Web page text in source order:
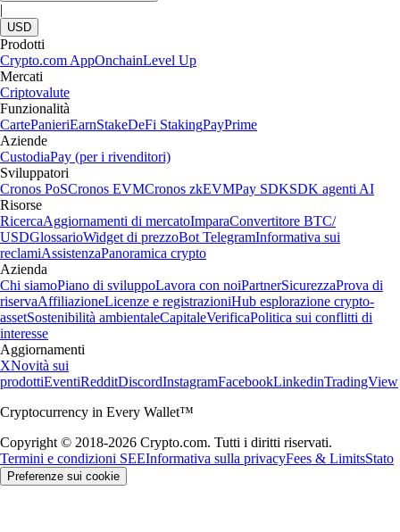
|
USD
Prodotti
Crypto.com AppOnchainLevel Up
Mercati
Criptovalute
Funzionalità
CartePanieriEarnStakeDeFi StakingPayPrime
Aziende
CustodiaPay (per i rivenditori)
Sviluppatori
Cronos PoSCronos EVMCronos zkEVMPay SDKSDK agenti AI
Risorse
RicercaAggiornamenti di mercatoImparaConvertitore BTC/
USDGlossarioWidget di prezzoBot TelegramInformativa sui
reclamiAssistenzaPanoramica crypto
Azienda
Chi siamoPiano di sviluppoLavora con noiPartnerSicurezzaProva di
riservaAffiliazioneLicenze e registrazioniHub esplorazione crypto-
assetSostenibilità ambientaleCapitaleVerificaPolitica sui conflitti di
interesse
Aggiornamenti
XNovità sui
prodottiEventiRedditDiscordInstagramFacebookLinkedinTradingView
Cryptocurrency in Every Wallet™
Copyright © 2018-2026 Crypto.com. Tutti i diritti riservati.
Termini e condizioni SEEInformativa sulla privacyFees & LimitsStato
Preferenze sui cookie